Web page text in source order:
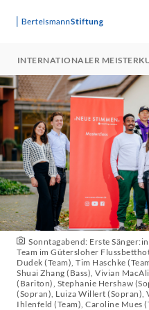
INTERNATIONALER
Sonntagabend: Erste
Team im Gütersloher
Dudek (Team), Tim Haschke
Shuai Zhang (Bass), Vivian
(Bariton), Stephanie Hershaw
(Sopran), Luiza Willert (Sopran),
Ihlenfeld (Team), Caroline Mues